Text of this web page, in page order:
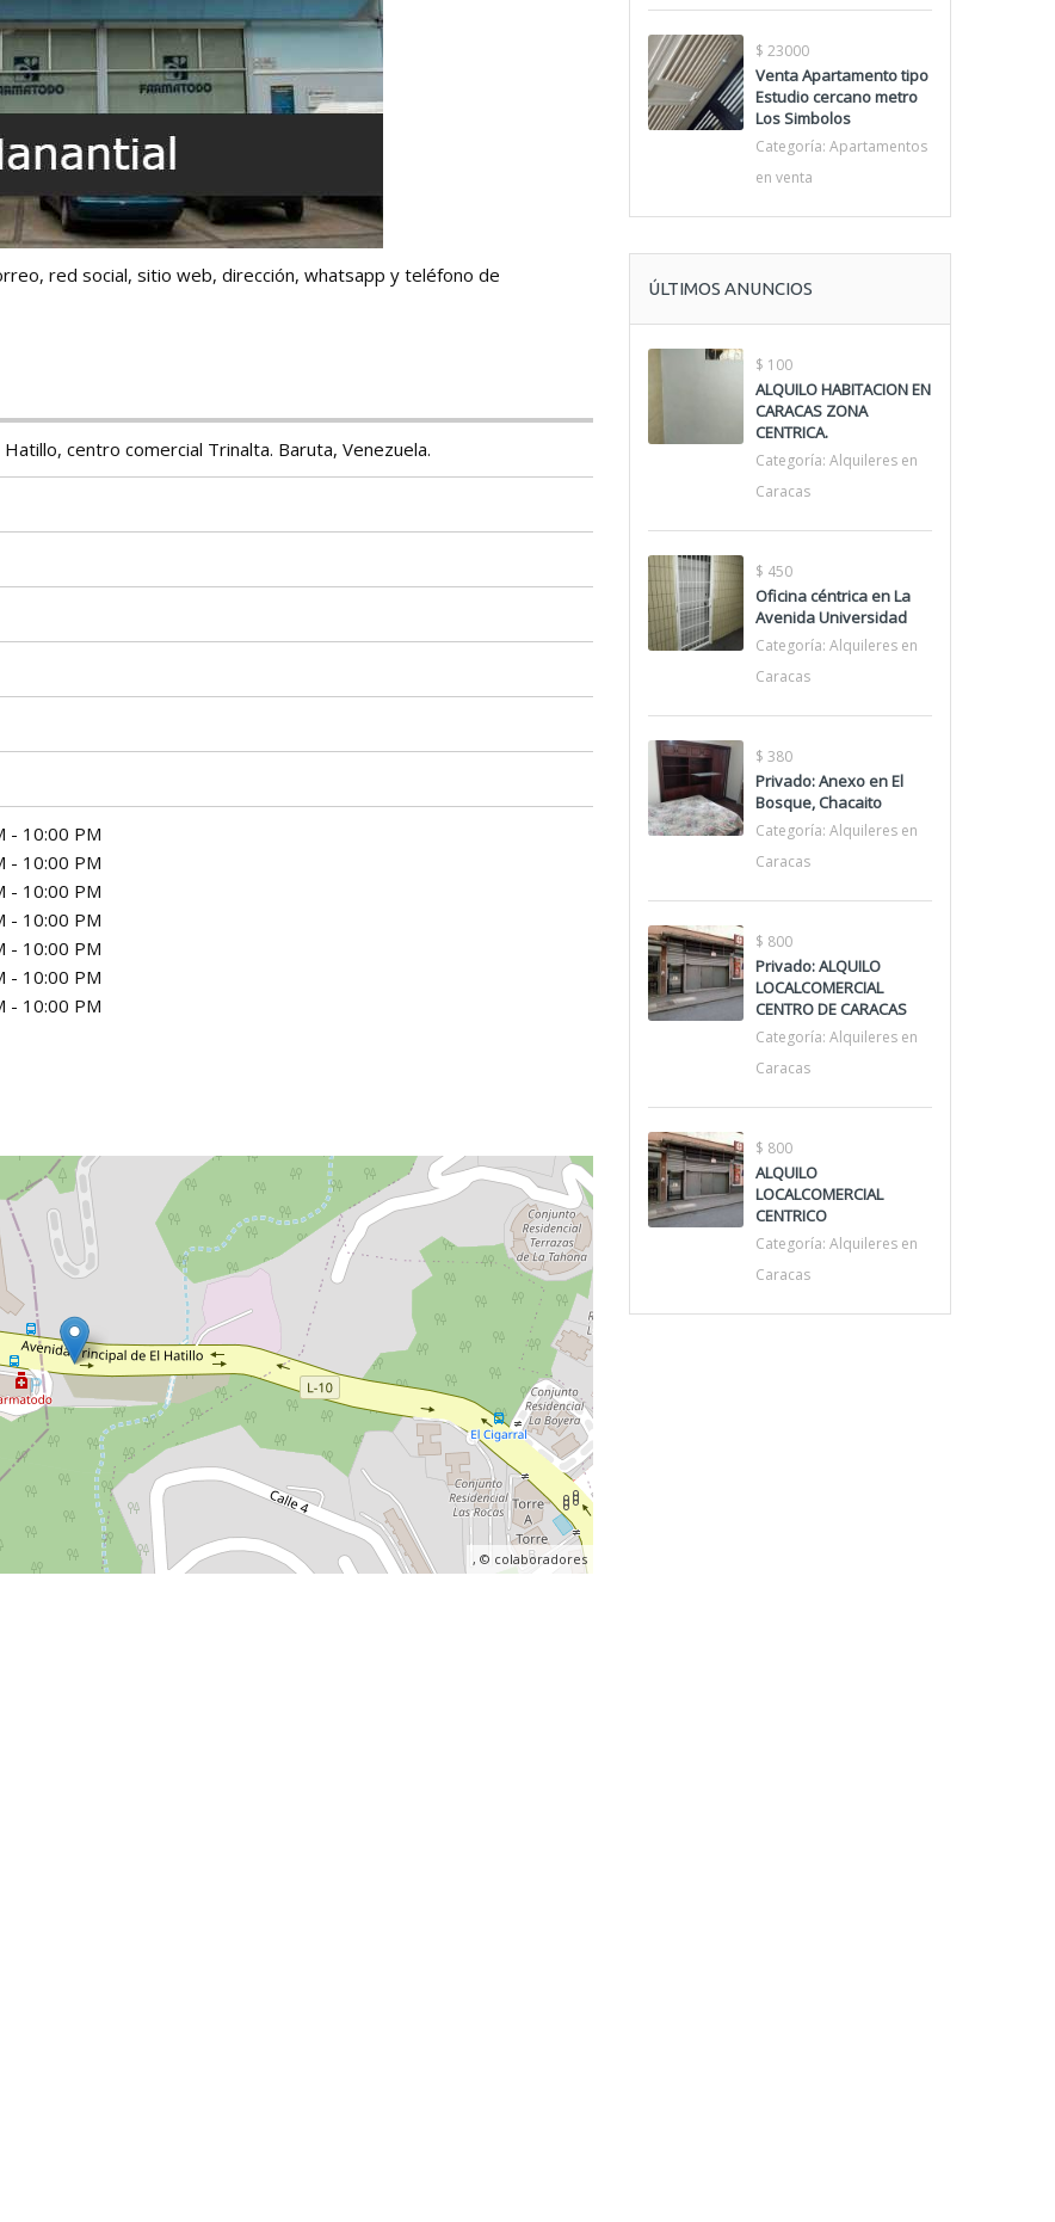
red social, sitio web, dirección, whatsapp y teléfono de
centro comercial Trinalta. Baruta, Venezuela.
- 10:00 PM
- 10:00 PM
- 10:00 PM
- 10:00 PM
- 10:00 PM
- 10:00 PM
- 10:00 PM
, © colaboradores
$ 23000
Venta Apartamento tipo
Estudio cercano metro
Los Simbolos
Categoría: Apartamentos
en venta
ÚLTIMOS ANUNCIOS
$ 100
ALQUILO HABITACION EN
CARACAS ZONA
CENTRICA.
Categoría: Alquileres en
Caracas
$ 450
Oficina céntrica en La
Avenida Universidad
Categoría: Alquileres en
Caracas
$ 380
Privado: Anexo en El
Bosque, Chacaito
Categoría: Alquileres en
Caracas
$ 800
Privado: ALQUILO
LOCALCOMERCIAL
CENTRO DE CARACAS
Categoría: Alquileres en
Caracas
$ 800
ALQUILO
LOCALCOMERCIAL
CENTRICO
Categoría: Alquileres en
Caracas